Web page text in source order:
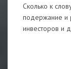
Сколько к
подержание и
инвесторов и